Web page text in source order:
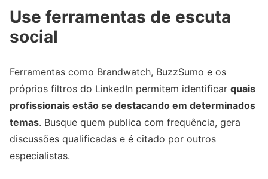
Use ferramentas de escuta
social
Ferramentas como Brandwatch, BuzzSumo e os
próprios filtros do LinkedIn permitem identificar quais
profissionais estão se destacando em determinados
temas. Busque quem publica com frequência, gera
discussões qualificadas e é citado por outros
especialistas.